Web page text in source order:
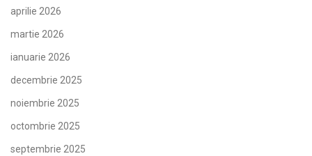
aprilie 2026
martie 2026
ianuarie 2026
decembrie 2025
noiembrie 2025
octombrie 2025
septembrie 2025